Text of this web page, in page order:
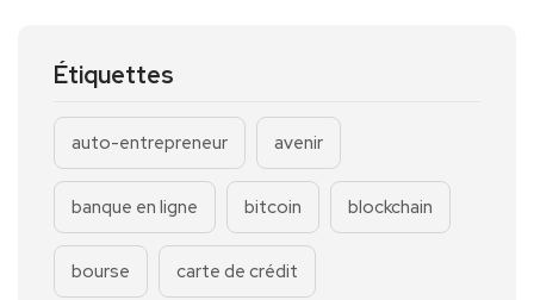
Étiquettes
auto-entrepreneur avenir
banque en ligne bitcoin blockchain
bourse carte de crédit